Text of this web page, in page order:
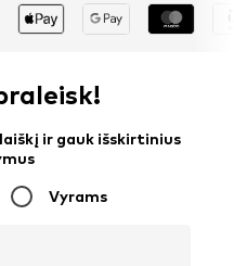
ir gauk išskirtinius
Vyrams